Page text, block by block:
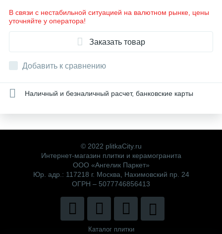
В связи с нестабильной ситуацией на валютном рынке, цены
уточняйте у оператора!
Заказать товар
Добавить к сравнению
Наличный и безналичный расчет, банковские карты
© 2022 plitkaCity.ru
Интернет-магазин плитки и керамогранита
ООО «Ангелик Паркет»
Юр. адр.: 117218 г. Москва, Нахимовский пр. 24
ОГРН – 5077746856413
Каталог плитки